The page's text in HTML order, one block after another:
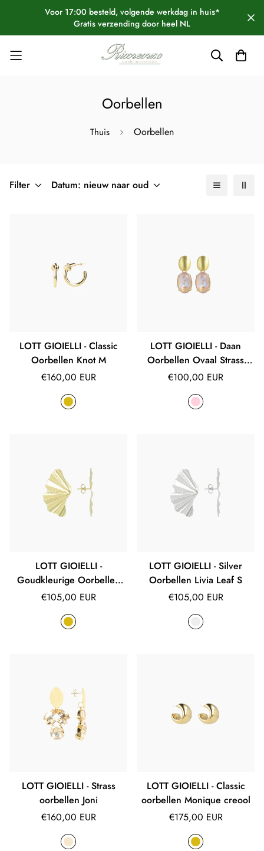
Voor 17:00 besteld, volgende werkdag in huis*
Gratis verzending door heel NL
Oorbellen
Thuis Oorbellen
Filter Datum: nieuw naar oud
LOTT GIOIELLI - Classic
Oorbellen Knot M
Normale
€160,00 EUR
LOTT GIOIELLI - Daan
Oorbellen Ovaal Strass
Pendant M Peach Powder
Normale
€100,00 EUR
LOTT GIOIELLI -
Goudkleurige Oorbellen
Livia Leaf S
Normale
€105,00 EUR
LOTT GIOIELLI - Silver
Oorbellen Livia Leaf S
Normale
€105,00 EUR
LOTT GIOIELLI - Strass
oorbellen Joni
Normale
€160,00 EUR
LOTT GIOIELLI - Classic
oorbellen Monique creool
Normale
€175,00 EUR